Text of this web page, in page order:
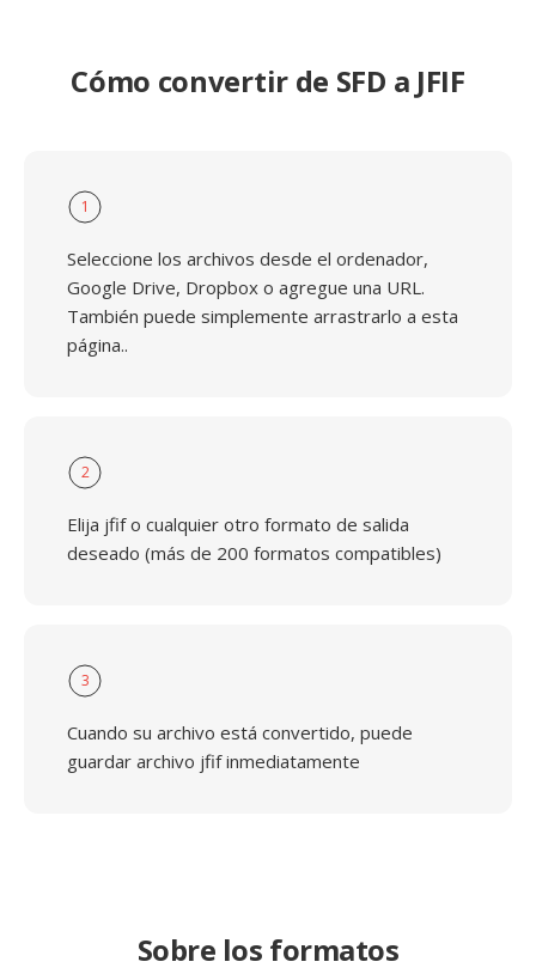
Cómo convertir de SFD a JFIF
1
Seleccione los archivos desde el ordenador,
Google Drive, Dropbox o agregue una URL.
También puede simplemente arrastrarlo a esta
página..
2
Elija jfif o cualquier otro formato de salida
deseado (más de 200 formatos compatibles)
3
Cuando su archivo está convertido, puede
guardar archivo jfif inmediatamente
Sobre los formatos